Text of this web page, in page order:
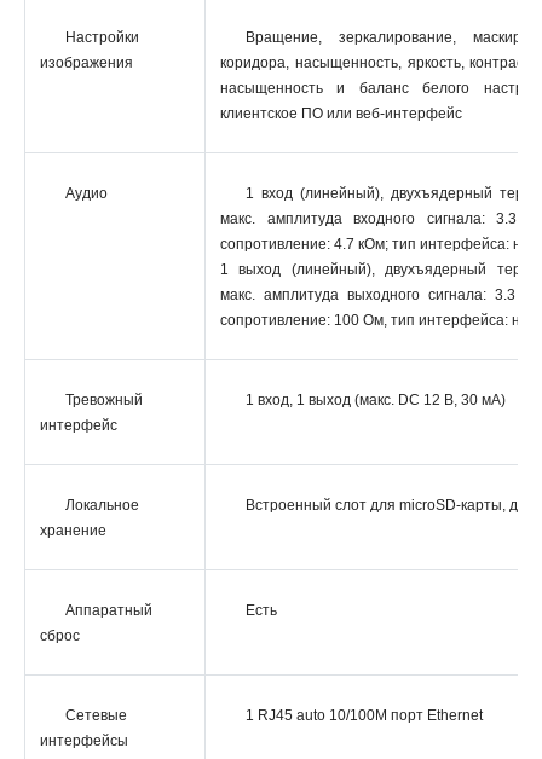
Настройки
изображения
Вращение, зеркалирование,
коридора, насыщенность, яркость,
насыщенность и баланс белого
клиентское ПО или веб-интерфейс
Аудио
1 вход (линейный), двухъядерный
макс. амплитуда входного сигнала: 3.3
сопротивление: 4.7 кОм; тип интерфейса:
1 выход (линейный), двухъядерный
макс. амплитуда выходного сигнала: 3.3 В
сопротивление: 100 Ом, тип интерфейса:
Тревожный
интерфейс
1 вход, 1 выход (макс. DC 12 В, 30 мA)
Локальное
хранение
Встроенный слот для microSD-карты, до
Аппаратный
сброс
Есть
Сетевые
интерфейсы
1 RJ45 auto 10/100M порт Ethernet